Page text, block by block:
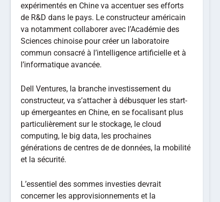
expérimentés en Chine va accentuer ses efforts
de R&D dans le pays. Le constructeur américain
va notamment collaborer avec l’Académie des
Sciences chinoise pour créer un laboratoire
commun consacré à l’intelligence artificielle et à
l’informatique avancée.
Dell Ventures, la branche investissement du
constructeur, va s’attacher à débusquer les start-
up émergeantes en Chine, en se focalisant plus
particulièrement sur le stockage, le cloud
computing, le big data, les prochaines
générations de centres de de données, la mobilité
et la sécurité.
L’essentiel des sommes investies devrait
concerner les approvisionnements et la